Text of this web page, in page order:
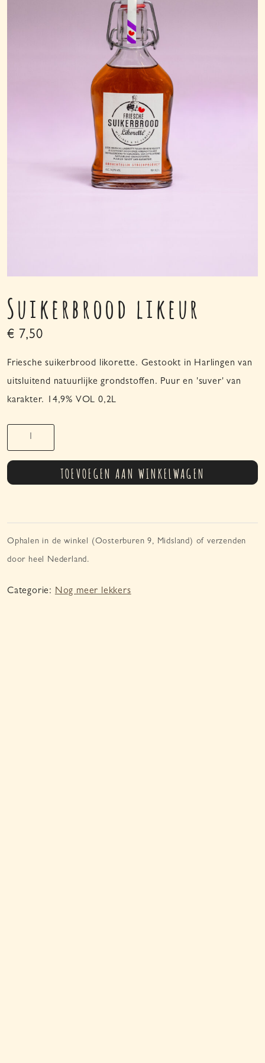
Suikerbrood likeur
€ 7,50
Friesche suikerbrood likorette. Gestookt in Harlingen van
uitsluitend natuurlijke grondstoffen. Puur en 'suver' van
karakter. 14,9% VOL 0,2L
Suikerbrood
likeur
TOEVOEGEN AAN WINKELWAGEN
Ophalen in de winkel (Oosterburen 9, Midsland) of verzenden
door heel Nederland.
Categorie: Nog meer lekkers